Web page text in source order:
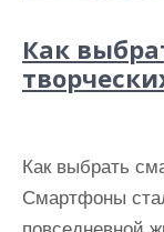
Как
Как выбрать
Смартфоны